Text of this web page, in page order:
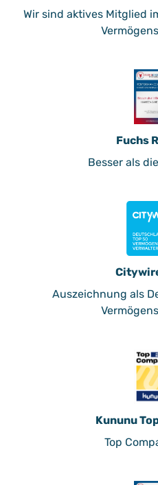
Wir sind aktives Mitglied
Fuchs
Besser als
Auszeichnung als
Kununu
Top